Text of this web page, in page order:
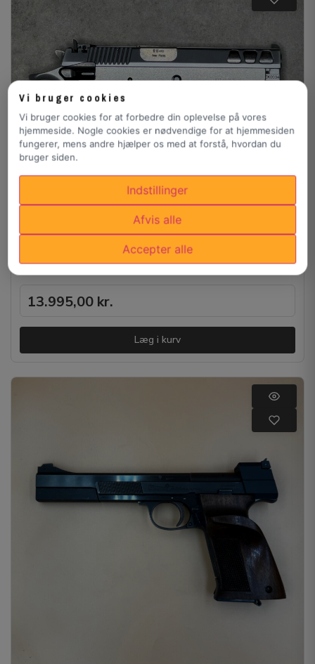
13.995,00 kr.
Læg i kurv
Vi bruger cookies
Vi bruger cookies for at forbedre din oplevelse på vores
hjemmeside. Nogle cookies er nødvendige for at hjemmesiden
fungerer, mens andre hjælper os med at forstå, hvordan du
bruger siden.
Indstillinger
Afvis alle
Accepter alle